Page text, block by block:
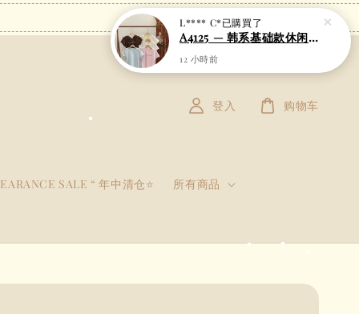
SALE “ 年中清仓⭐ 所有商品
登入 购物车